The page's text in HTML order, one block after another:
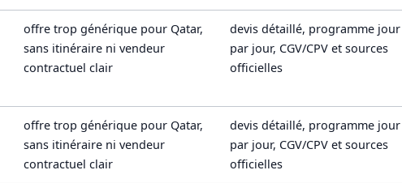
offre trop générique pour Qatar,
sans itinéraire ni vendeur
contractuel clair
devis détaillé, programme jour
par jour, CGV/CPV et sources
officielles
offre trop générique pour Qatar,
sans itinéraire ni vendeur
contractuel clair
devis détaillé, programme jour
par jour, CGV/CPV et sources
officielles